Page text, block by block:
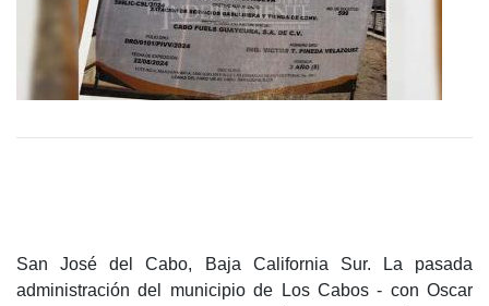
San José del Cabo, Baja California Sur. La pasada
administración del municipio de Los Cabos - con Oscar